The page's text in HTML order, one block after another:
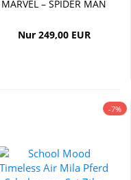
MARVEL – SPIDER MAN
Nur 249,00 EUR
-7%